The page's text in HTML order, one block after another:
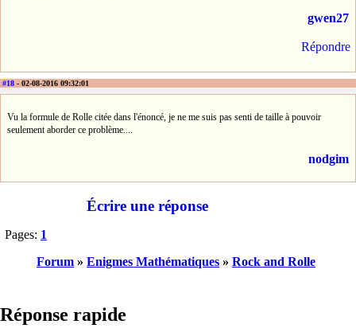
gwen27
Répondre
#18 - 02-08-2016 09:32:01
Vu la formule de Rolle citée dans l'énoncé, je ne me suis pas senti de taille à pouvoir
seulement aborder ce problème....
nodgim
Écrire une réponse
Pages: 1
Forum » Enigmes Mathématiques » Rock and Rolle
Réponse rapide